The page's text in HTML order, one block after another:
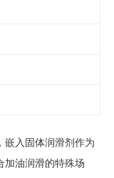
嵌入固体润滑剂作为
加油润滑的特殊场